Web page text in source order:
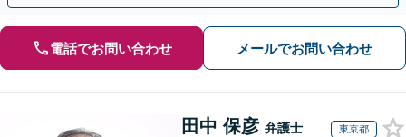
電話でお問い合わせ メールでお問い合わせ
田中 保彦 弁護士 東京都